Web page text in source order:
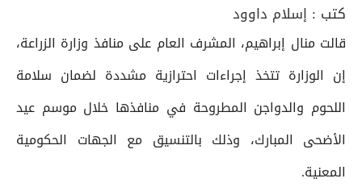
كتب : إسلام داوود
قالت منال إبراهيم، المشرف العام على منافذ وزارة الزراعة،
إن الوزارة تتخذ إجراءات احترازية مشددة لضمان سلامة
اللحوم والدواجن المطروحة في منافذها خلال موسم عيد
الأضحى المبارك، وذلك بالتنسيق مع الجهات الحكومية
المعنية.